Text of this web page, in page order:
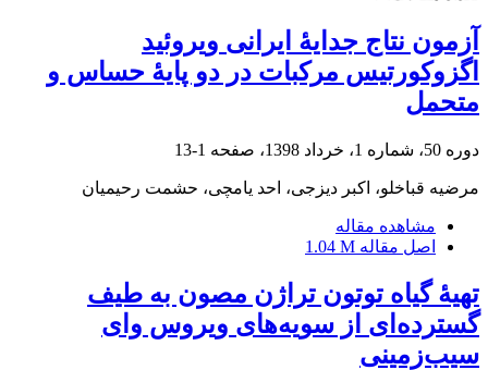
آزمون نتاج جدایۀ ایرانی ویروئید
اگزوکورتیس مرکبات در دو پایۀ حساس و
متحمل
دوره 50، شماره 1، خرداد 1398، صفحه 1-13
مرضیه قباخلو، اکبر دیزجی، احد یامچی، حشمت‌ رحیمیان
مشاهده مقاله
اصل مقاله 1.04 M
تهیۀ گیاه توتون تراژن مصون به طیف
گسترده‌ای از سویه‌های ویروس وای
سیب‌زمینی